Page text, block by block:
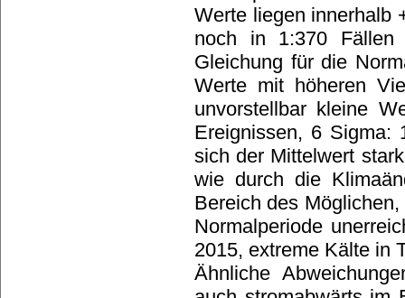
Werte liegen innerhalb
noch in 1:370 Fällen
Gleichung für die
Werte mit höheren
unvorstellbar kleine
Ereignissen, 6 Sigma:
sich der Mittelwert
wie durch die
Bereich des
Normalperiode
2015, extreme Kälte in
Ähnliche